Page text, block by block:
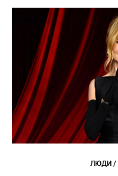
ЛЮДИ /